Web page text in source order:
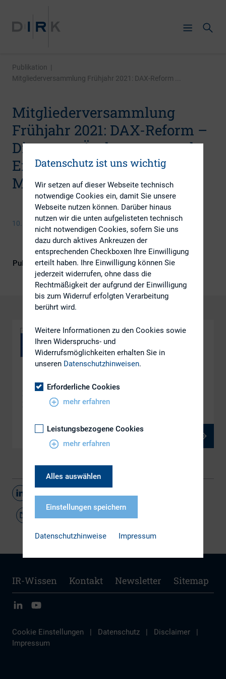
Publikation |
Mitgliederversammlung Frühjahr 2021: DAX-Reform ...
Mitgliederversammlung
Frühjahr 2021: DAX-Reform –
Die neuen Änderungen und
Erweiterungen der Index-
Methodologie
10. März 2021
Publikationsform DIRK-Publikationen
DAX-Reform – Die neuen Änderungen und
Erweiterungen der Index Methodologie
IR-Wissen Kontakt Newsletter Sitemap
Cookie Einstellungen | Datenschutz | Disclaimer
|
Impressum
Datenschutz ist uns wichtig
Wir setzen auf dieser Webseite technisch
notwendige Cookies ein, damit Sie unsere
Webseite nutzen können. Darüber hinaus
nutzen wir die unten aufgelisteten technisch
nicht notwendigen Cookies, sofern Sie uns
dazu durch aktives Ankreuzen der
entsprechenden Checkboxen Ihre Einwilligung
erteilt haben. Ihre Einwilligung können Sie
jederzeit widerrufen, ohne dass die
Rechtmäßigkeit der aufgrund der Einwilligung
bis zum Widerruf erfolgten Verarbeitung
berührt wird.
Weitere Informationen zu den Cookies sowie
Ihren Widerspruchs- und
Widerrufsmöglichkeiten erhalten Sie in
unseren Datenschutzhinweisen.
Erforderliche Cookies
mehr erfahren
Leistungsbezogene Cookies
mehr erfahren
Alles auswählen
Einstellungen speichern
Datenschutzhinweise Impressum